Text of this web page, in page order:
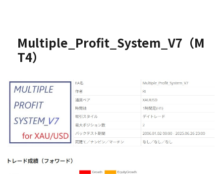
Multiple_Profit_System_V7（M
T4）